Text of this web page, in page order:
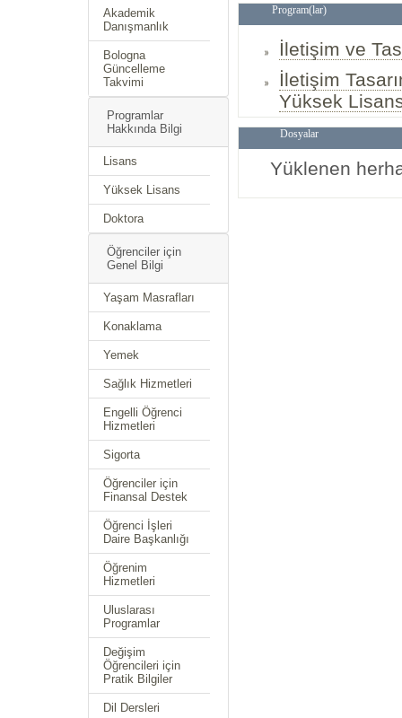
Akademik
Danışmanlık
Bologna
Güncelleme
Takvimi
Programlar
Hakkında Bilgi
Lisans
Yüksek Lisans
Doktora
Öğrenciler için
Genel Bilgi
Yaşam Masrafları
Konaklama
Yemek
Sağlık Hizmetleri
Engelli Öğrenci
Hizmetleri
Sigorta
Öğrenciler için
Finansal Destek
Öğrenci İşleri
Daire Başkanlığı
Öğrenim
Hizmetleri
Uluslarası
Programlar
Değişim
Öğrencileri için
Pratik Bilgiler
Dil Dersleri
Program(lar)
İletişim ve
İletişim
Yüksek
Dosyalar
Yüklenen